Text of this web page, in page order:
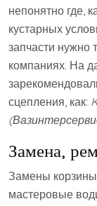
непонятно где,
кустарных
запчасти нужно
компаниях. На
сцепления, как:
Замена,
Замены
мастеровые